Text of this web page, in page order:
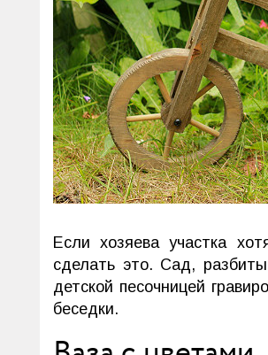
Если хозяева участка
сделать это. Сад,
детской песочницей
беседки.